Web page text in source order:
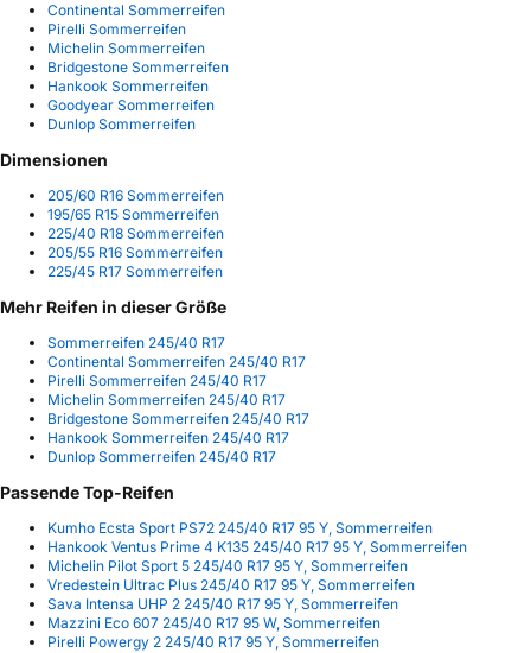
Continental Sommerreifen
Pirelli Sommerreifen
Michelin Sommerreifen
Bridgestone Sommerreifen
Hankook Sommerreifen
Goodyear Sommerreifen
Dunlop Sommerreifen
Dimensionen
205/60 R16 Sommerreifen
195/65 R15 Sommerreifen
225/40 R18 Sommerreifen
205/55 R16 Sommerreifen
225/45 R17 Sommerreifen
Mehr Reifen in dieser Größe
Sommerreifen 245/40 R17
Continental Sommerreifen 245/40 R17
Pirelli Sommerreifen 245/40 R17
Michelin Sommerreifen 245/40 R17
Bridgestone Sommerreifen 245/40 R17
Hankook Sommerreifen 245/40 R17
Dunlop Sommerreifen 245/40 R17
Passende Top-Reifen
Kumho Ecsta Sport PS72 245/40 R17 95 Y, Sommerreifen
Hankook Ventus Prime 4 K135 245/40 R17 95 Y, Sommerreifen
Michelin Pilot Sport 5 245/40 R17 95 Y, Sommerreifen
Vredestein Ultrac Plus 245/40 R17 95 Y, Sommerreifen
Sava Intensa UHP 2 245/40 R17 95 Y, Sommerreifen
Mazzini Eco 607 245/40 R17 95 W, Sommerreifen
Pirelli Powergy 2 245/40 R17 95 Y, Sommerreifen